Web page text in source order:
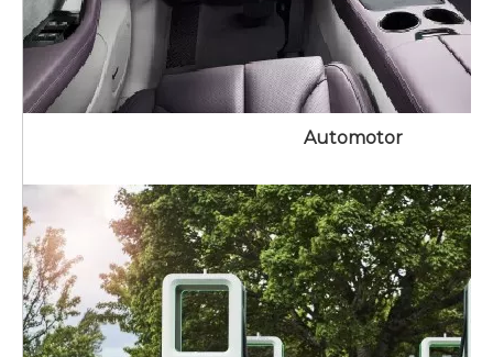
Automotor